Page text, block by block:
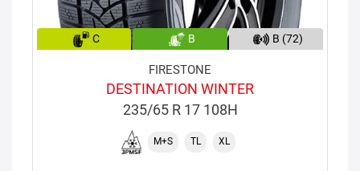
C B B (72)
FIRESTONE
DESTINATION WINTER
235/65 R 17 108H
M+S TL XL